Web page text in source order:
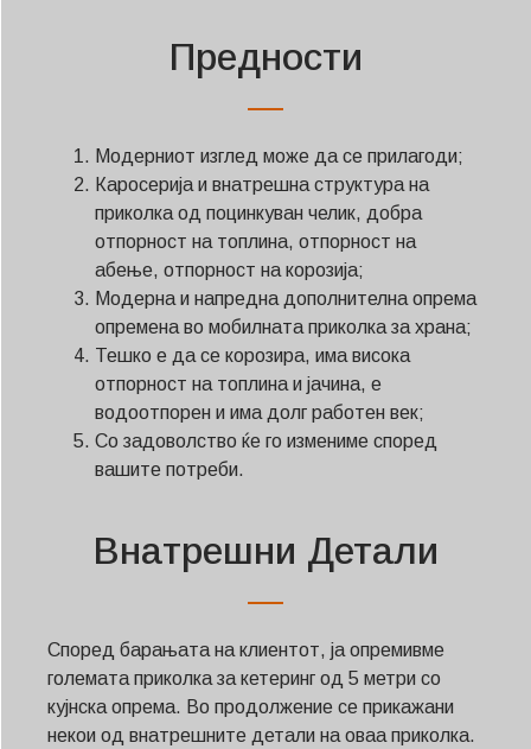
Предности
Модерниот изглед може да се прилагоди;
Каросерија и внатрешна структура на
приколка од поцинкуван челик, добра
отпорност на топлина, отпорност на
абење, отпорност на корозија;
Модерна и напредна дополнителна опрема
опремена во мобилната приколка за храна;
Тешко е да се корозира, има висока
отпорност на топлина и јачина, е
водоотпорен и има долг работен век;
Со задоволство ќе го измениме според
вашите потреби.
Внатрешни Детали
Според барањата на клиентот, ја опремивме
големата приколка за кетеринг од 5 метри со
кујнска опрема. Во продолжение се прикажани
некои од внатрешните детали на оваа приколка.